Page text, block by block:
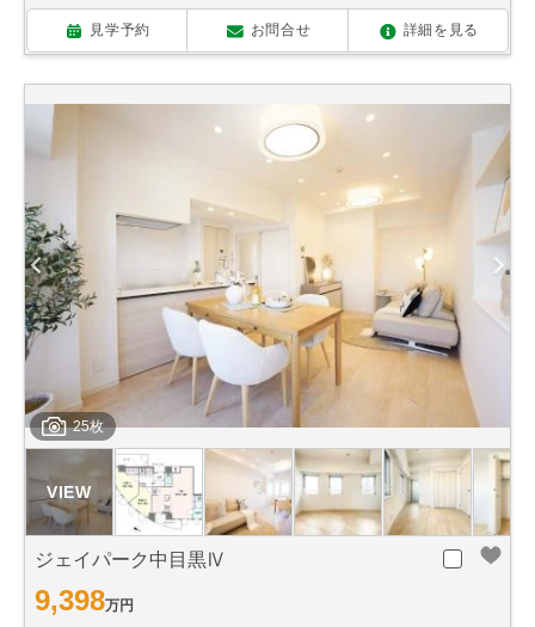
見学予約 お問合せ 詳細を見る
25枚
ジェイパーク中目黒Ⅳ
9,398万円